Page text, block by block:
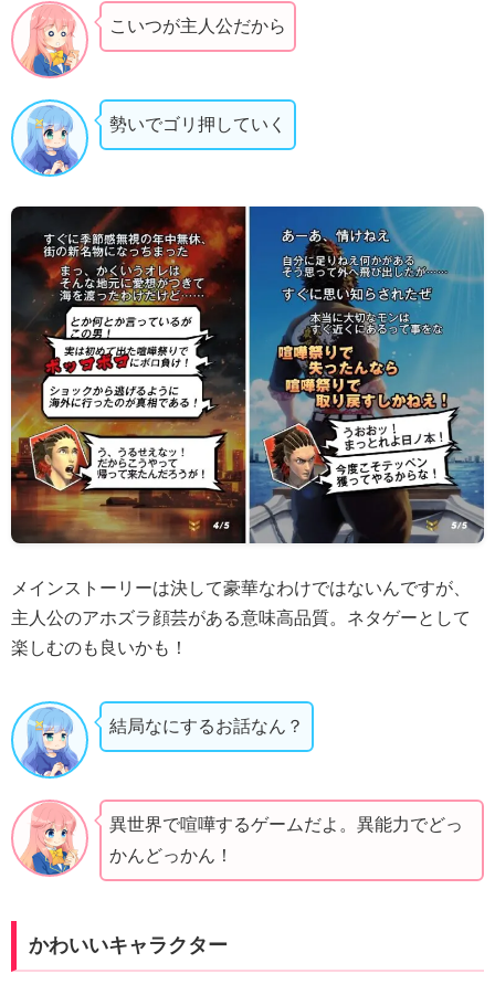
こいつが主人公だから
勢いでゴリ押していく
メインストーリーは決して豪華なわけではないんですが、
主人公のアホズラ顔芸がある意味高品質。ネタゲーとして
楽しむのも良いかも！
結局なにするお話なん？
異世界で喧嘩するゲームだよ。異能力でどっ
かんどっかん！
かわいいキャラクター